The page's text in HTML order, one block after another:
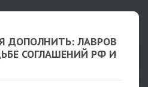
ДОПОЛНИТЬ: ЛАВРОВ
СОГЛАШЕНИЙ РФ И